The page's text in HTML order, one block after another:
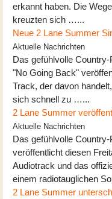
erkannt haben. Die
kreuzten sich …...
Neue 2 Lane Summer
Aktuelle Nachrichten
Das gefühlvolle
"No Going Back"
Track, der davon
sich schnell zu …...
2 Lane Summer
Aktuelle Nachrichten
Das gefühlvolle
veröffentlicht diesen
Audiotrack und das
einem radiotauglichen
2 Lane Summer